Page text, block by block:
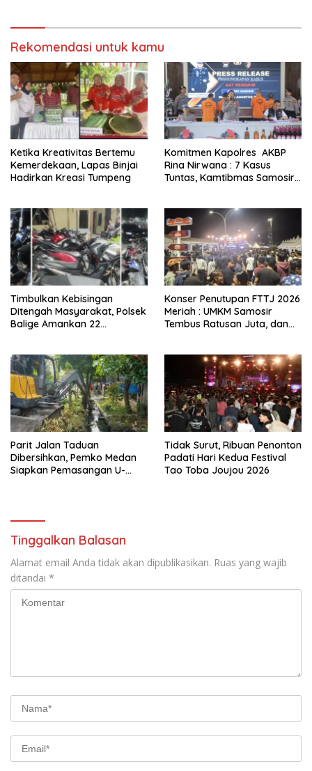
Rekomendasi untuk kamu
Ketika Kreativitas Bertemu
Kemerdekaan, Lapas Binjai
Hadirkan Kreasi Tumpeng
Komitmen Kapolres AKBP
Rina Nirwana : 7 Kasus
Tuntas, Kamtibmas Samosir
Timbulkan Kebisingan
Ditengah Masyarakat, Polsek
Balige Amankan 22
Konser Penutupan FTTJ 2026
Meriah : UMKM Samosir
Tembus Ratusan Juta, dan
Parit Jalan Taduan
Dibersihkan, Pemko Medan
Siapkan Pemasangan U-
Tidak Surut, Ribuan Penonton
Padati Hari Kedua Festival
Tao Toba Joujou 2026
Tinggalkan Balasan
Alamat email Anda tidak akan dipublikasikan. Ruas yang wajib
ditandai *